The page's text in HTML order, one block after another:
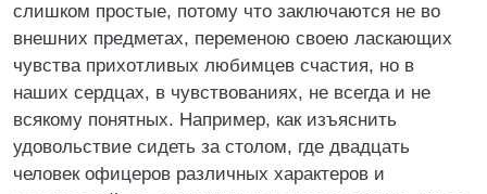
слишком простые, потому что заключаются не во
внешних предметах, переменою своею ласкающих
чувства прихотливых любимцев счастия, но в
наших сердцах, в чувствованиях, не всегда и не
всякому понятных. Например, как изъяснить
удовольствие сидеть за столом, где двадцать
человек офицеров различных характеров и